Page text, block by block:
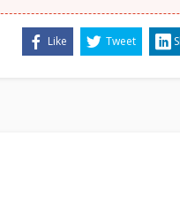
Like Tweet